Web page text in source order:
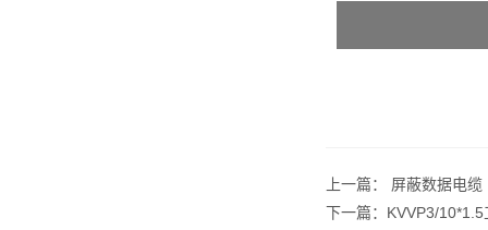
上一篇： 屏蔽数据电缆
下一篇： KVVP3/